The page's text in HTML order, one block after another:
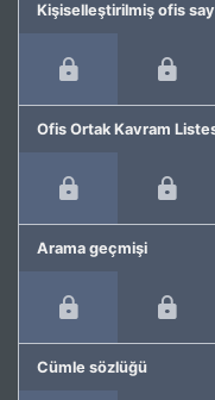
Kişiselleştirilmiş ofis
Ofis Ortak Kavram
Arama geçmişi
Cümle sözlüğü